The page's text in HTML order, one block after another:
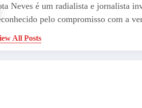
Neves é um radialista e jornalista
pelo compromisso com a
All Posts